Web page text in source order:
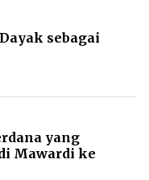
sebagai
yang
Mawardi ke